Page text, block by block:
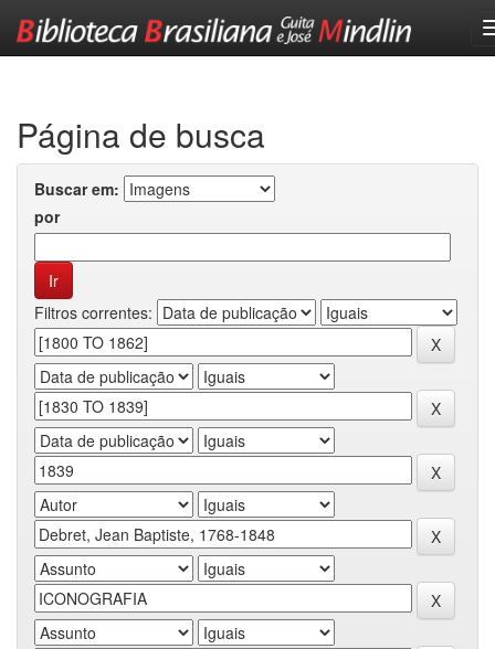
Página de busca
Buscar em:
por
Filtros correntes: